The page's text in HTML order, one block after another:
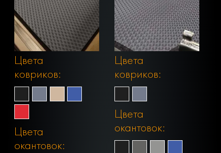
Цвета
ковриков:
Цвета
окантовок:
Цвета
ковриков:
Цвета
окантовок: